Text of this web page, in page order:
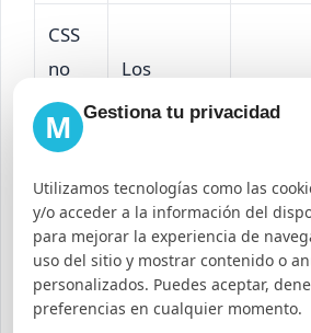
CSS
no
actua
liza
Wor
dPre
ss
Los
cambios
en el sitio
en vivo.
forzar
CSS.
M Gestiona tu privacidad
Utilizamos tecnologías como las
y/o acceder a la información del
para mejorar la experiencia de
uso del sitio y mostrar contenido o
personalizados. Puedes aceptar,
preferencias en cualquier momento.